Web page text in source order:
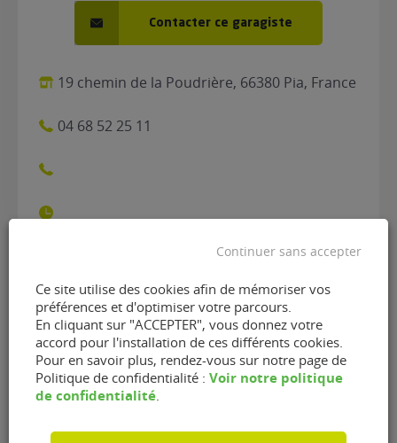
Contacter ce garagiste
19 chemin de la Poudrière, 66380 Pia, France
04 68 52 25 11
Contacter le garage AG
Classic de Pia (66380)
Nom(Nécessaire)
Ce site utilise des cookies afin de mémoriser vos
préférences et d'optimiser votre parcours.
En cliquant sur "ACCEPTER", vous donnez votre
accord pour l'installation de ces différents cookies.
Pour en savoir plus, rendez-vous sur notre page de
Politique de confidentialité : Voir notre politique
de confidentialité
Continuer sans accepter